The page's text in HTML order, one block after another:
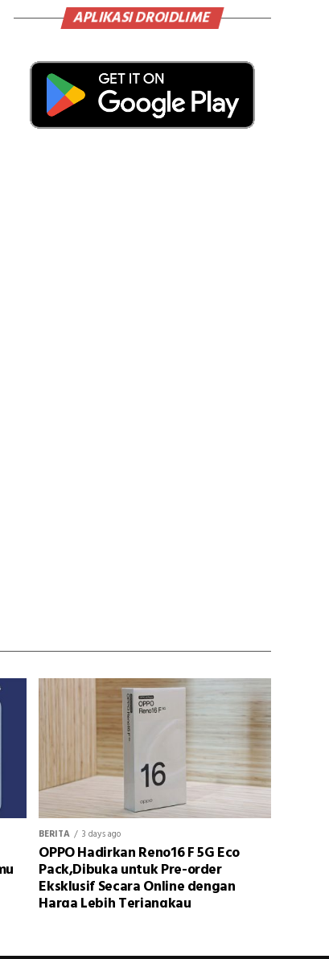
APLIKASI DROIDLIME
BERITA 3 days ago
OPPO Hadirkan Reno16 F 5G Eco
Pack,Dibuka untuk Pre-order
Eksklusif Secara Online dengan
Harga Lebih Terjangkau